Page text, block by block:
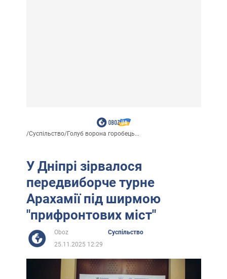
/Суспільство/Голуб ворона горобець...
У Дніпрі зірвалося
передвиборче турне
Арахамії під ширмою
"прифронтових міст"
Oboz
Суспільство
25.11.2025 12:29